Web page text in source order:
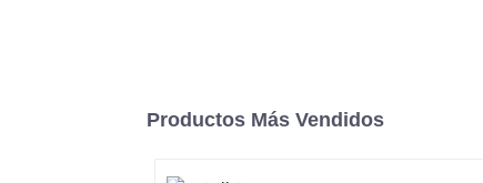
Productos Más Vendidos